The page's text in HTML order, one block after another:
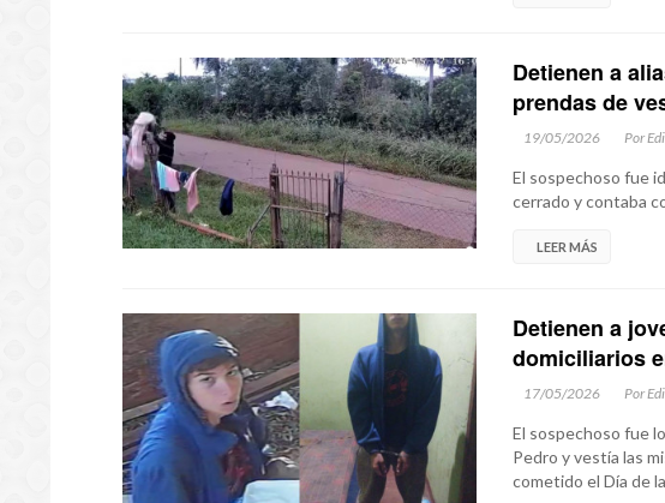
Detienen a
prendas de
19/05/2026 Por
El sospechoso fue
cerrado y contaba
LEER MÁS
Detienen a
domiciliarios
17/05/2026 Por
El sospechoso fue
Pedro y vestía las
cometido el Día de